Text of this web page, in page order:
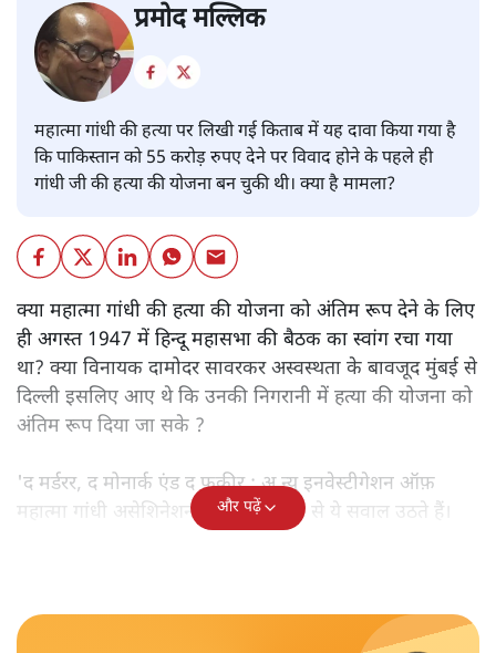
प्रमोद मल्लिक
महात्मा गांधी की हत्या पर लिखी गई किताब में यह दावा किया गया है
कि पाकिस्तान को 55 करोड़ रुपए देने पर विवाद होने के पहले ही
गांधी जी की हत्या की योजना बन चुकी थी। क्या है मामला?
क्या महात्मा गांधी की हत्या की योजना को अंतिम रूप देने के लिए
ही अगस्त 1947 में हिन्दू महासभा की बैठक का स्वांग रचा गया
था? क्या विनायक दामोदर सावरकर अस्वस्थता के बावजूद मुंबई से
दिल्ली इसलिए आए थे कि उनकी निगरानी में हत्या की योजना को
अंतिम रूप दिया जा सके ?
'द मर्डरर, द मोनार्क एंड द फ़कीर : अ न्यू इनवेस्टीगेशन ऑफ़
महात्मा गांधी असेशिनेशन' नामक किताब से ये सवाल उठते हैं।
और पढ़ें